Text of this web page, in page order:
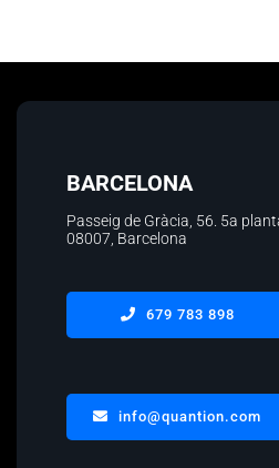
BARCELONA
Passeig de Gràcia, 56. 5a
08007, Barcelona
679 783 898
info@quantion.com